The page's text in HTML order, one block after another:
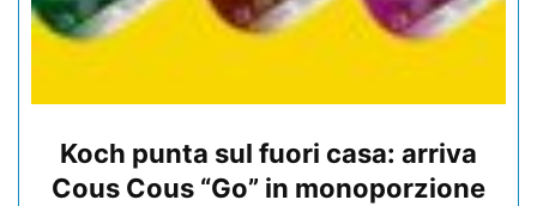
Koch punta sul fuori casa: arriva
Cous Cous “Go” in monoporzione